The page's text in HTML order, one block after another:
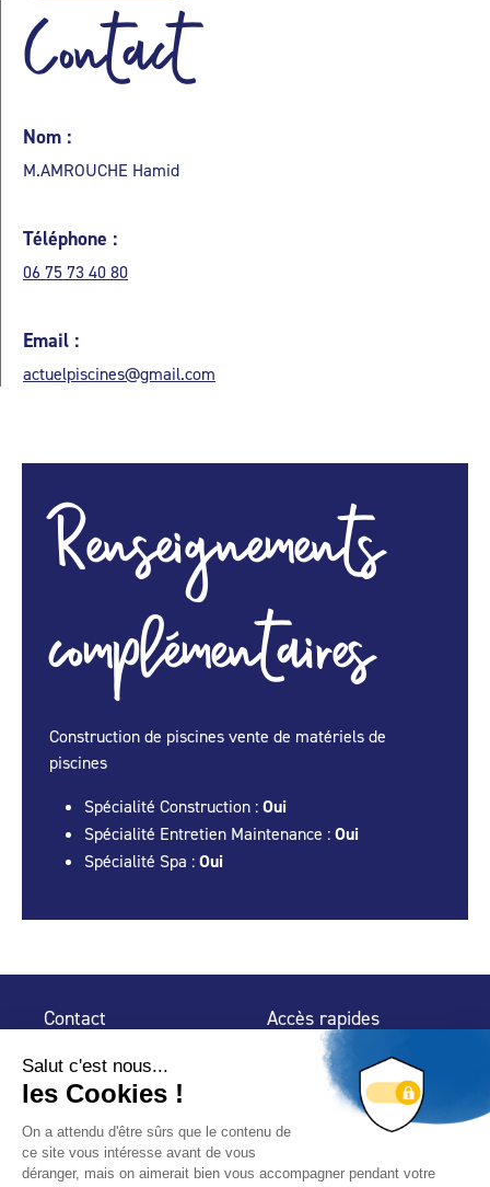
Contact
Nom :
M.AMROUCHE Hamid
Téléphone :
06 75 73 40 80
Email :
actuelpiscines@gmail.com
Renseignements
complémentaires
Construction de piscines vente de matériels de
piscines
Spécialité Construction : Oui
Spécialité Entretien Maintenance : Oui
Spécialité Spa : Oui
Contact
32 rue de Mogador
75 009 Paris
Accès rapides
Espace Presse
Trouver un
professionnel